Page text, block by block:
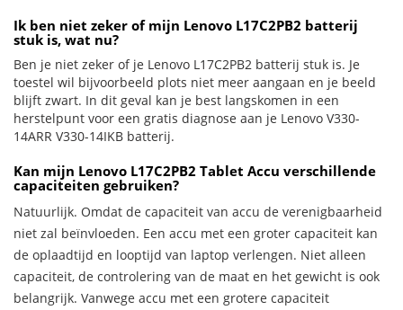
Ik ben niet zeker of mijn Lenovo L17C2PB2 batterij
stuk is, wat nu?
Ben je niet zeker of je Lenovo L17C2PB2 batterij stuk is. Je
toestel wil bijvoorbeeld plots niet meer aangaan en je beeld
blijft zwart. In dit geval kan je best langskomen in een
herstelpunt voor een gratis diagnose aan je Lenovo V330-
14ARR V330-14IKB batterij.
Kan mijn Lenovo L17C2PB2 Tablet Accu verschillende
capaciteiten gebruiken?
Natuurlijk. Omdat de capaciteit van accu de verenigbaarheid
niet zal beïnvloeden. Een accu met een groter capaciteit kan
de oplaadtijd en looptijd van laptop verlengen. Niet alleen
capaciteit, de controlering van de maat en het gewicht is ook
belangrijk. Vanwege accu met een grotere capaciteit